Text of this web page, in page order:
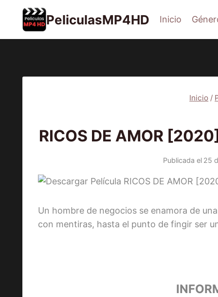
contenido
PeliculasMP4HD Inicio
Inicio /
RICOS DE AMOR
Publicada el 25
Un hombre de negocios se enamora de
con mentiras, hasta el punto de fingir ser